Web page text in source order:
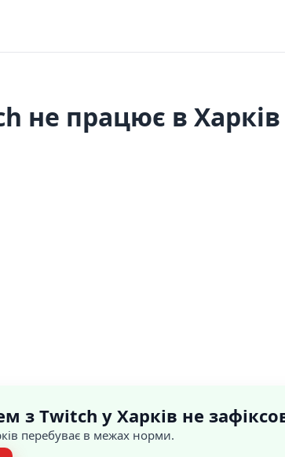
не працює в Харків
з Twitch у Харків не
перебуває в межах норми.